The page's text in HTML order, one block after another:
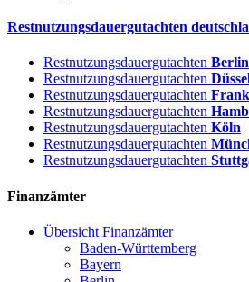
Restnutzungsdauergutachten
Restnutzungsdauergutachten Berlin
Restnutzungsdauergutachten
Restnutzungsdauergutachten
Restnutzungsdauergutachten
Restnutzungsdauergutachten Köln
Restnutzungsdauergutachten
Restnutzungsdauergutachten
Finanzämter
Übersicht Finanzämter
Baden-Württemberg
Bayern